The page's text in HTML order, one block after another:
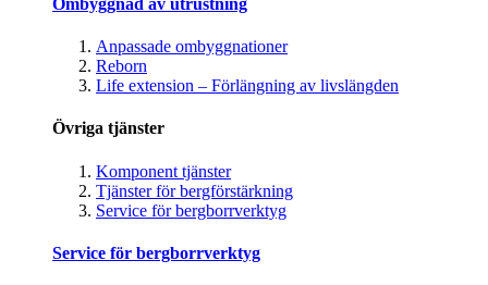
Anpassade ombyggnationer
Reborn
Life extension – Förlängning av livslängden
Övriga tjänster
Komponent tjänster
Tjänster för bergförstärkning
Service för bergborrverktyg
Service för bergborrverktyg